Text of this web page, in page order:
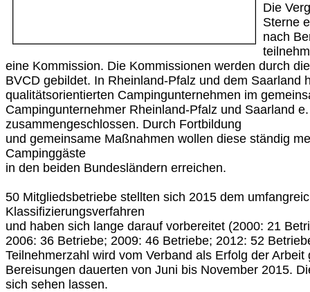
Die
Sterne
nach
eine Kommission. Die Kommissionen werden durch
BVCD gebildet. In Rheinland-Pfalz und dem Saarland
qualitätsorientierten Campingunternehmen im
Campingunternehmer Rheinland-Pfalz und Saarland e.
zusammengeschlossen. Durch Fortbildung
und gemeinsame Maßnahmen wollen diese ständig
Campinggäste
in den beiden Bundesländern erreichen.
50 Mitgliedsbetriebe stellten sich 2015 dem
Klassifizierungsverfahren
und haben sich lange darauf vorbereitet (2000: 21
2006: 36 Betriebe; 2009: 46 Betriebe; 2012: 52
Teilnehmerzahl wird vom Verband als Erfolg der Arbeit
Bereisungen dauerten von Juni bis November 2015.
sich sehen lassen.